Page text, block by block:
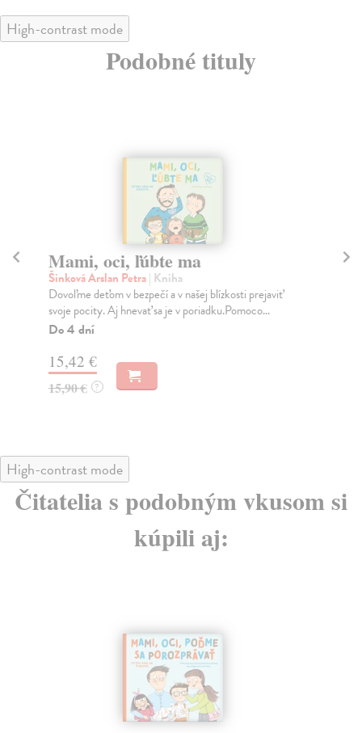
High-contrast mode
Podobné tituly
Mami, oci, ľúbte ma
Šinková Arslan Petra| Kniha
Dovoľme deťom v bezpečí a v našej blízkosti prejaviť
svoje pocity. Aj hnevať sa je v poriadku.Pomoco...
Do 4 dní
15,42 €
15,90 € ?
High-contrast mode
Čitatelia s podobným vkusom si
kúpili aj: